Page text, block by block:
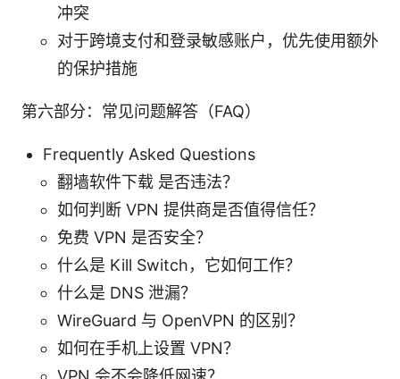
冲突
对于跨境支付和登录敏感账户，优先使用额外
的保护措施
第六部分：常见问题解答（FAQ）
Frequently Asked Questions
翻墙软件下载 是否违法？
如何判断 VPN 提供商是否值得信任？
免费 VPN 是否安全？
什么是 Kill Switch，它如何工作？
什么是 DNS 泄漏？
WireGuard 与 OpenVPN 的区别？
如何在手机上设置 VPN？